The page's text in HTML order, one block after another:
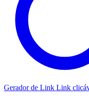
Gerador de Link Link